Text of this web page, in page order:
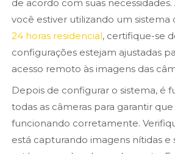
de acordo com suas necessidades.
você estiver utilizando um sistema
24 horas residencial, certifique-se
configurações estejam ajustadas
acesso remoto às imagens das
Depois de configurar o sistema, é
todas as câmeras para garantir
funcionando corretamente.
está capturando imagens nítidas e